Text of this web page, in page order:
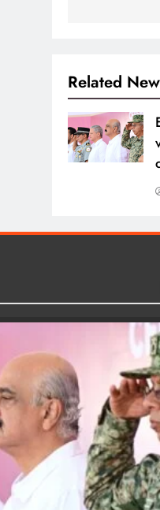
Related